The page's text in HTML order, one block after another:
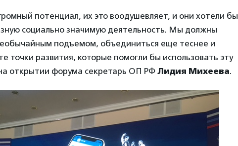
потенциал, их это воодушевляет, и они хотели бы
социально значимую деятельность. Мы должны
подъемом, объединиться еще теснее и
точки развития, которые помогли бы использовать эту
открытии форума секретарь ОП РФ Лидия Михеева.